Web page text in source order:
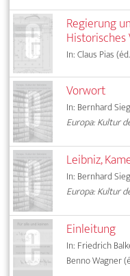
Regierung
Historisches
In: Claus Pias
Vorwort
In: Bernhard
Europa: Kultur
Leibniz,
In: Bernhard
Europa: Kultur
Einleitung
In: Friedrich
Benno Wagner